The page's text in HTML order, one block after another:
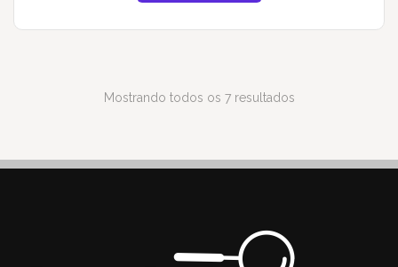
Mostrando todos os 7 resultados